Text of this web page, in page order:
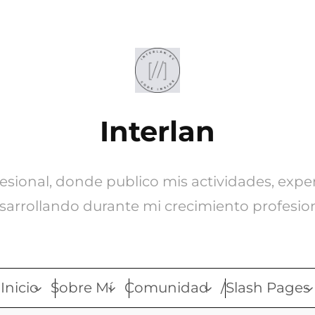
Interlan
donde publico mis actividades,
durante mi crecimiento
Inicio Sobre Mí Comunidad /Slash Pages